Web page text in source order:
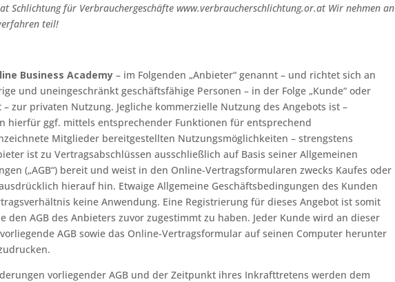
Schlichtung für Verbrauchergeschäfte www.verbraucherschlichtung.or.at Wir nehmen an
teil!
Business Academy – im Folgenden „Anbieter“ genannt – und richtet sich an
und uneingeschränkt geschäftsfähige Personen – in der Folge „Kunde“ oder
– zur privaten Nutzung. Jegliche kommerzielle Nutzung des Angebots ist –
hierfür ggf. mittels entsprechender Funktionen für entsprechend
Mitglieder bereitgestellten Nutzungsmöglichkeiten – strengstens
ist zu Vertragsabschlüssen ausschließlich auf Basis seiner Allgemeinen
(„AGB“) bereit und weist in den Online-Vertragsformularen zwecks Kaufes oder
hierauf hin. Etwaige Allgemeine Geschäftsbedingungen des Kunden
keine Anwendung. Eine Registrierung für dieses Angebot ist somit
den AGB des Anbieters zuvor zugestimmt zu haben. Jeder Kunde wird an dieser
AGB sowie das Online-Vertragsformular auf seinen Computer herunter
vorliegender AGB und der Zeitpunkt ihres Inkrafttretens werden dem